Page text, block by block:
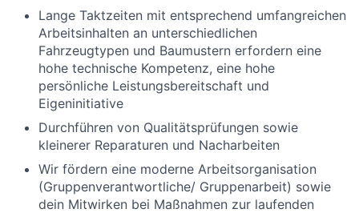
Lange Taktzeiten mit entsprechend umfangreichen
Arbeitsinhalten an unterschiedlichen
Fahrzeugtypen und Baumustern erfordern eine
hohe technische Kompetenz, eine hohe
persönliche Leistungsbereitschaft und
Eigeninitiative
Durchführen von Qualitätsprüfungen sowie
kleinerer Reparaturen und Nacharbeiten
Wir fördern eine moderne Arbeitsorganisation
(Gruppenverantwortliche/ Gruppenarbeit) sowie
dein Mitwirken bei Maßnahmen zur laufenden